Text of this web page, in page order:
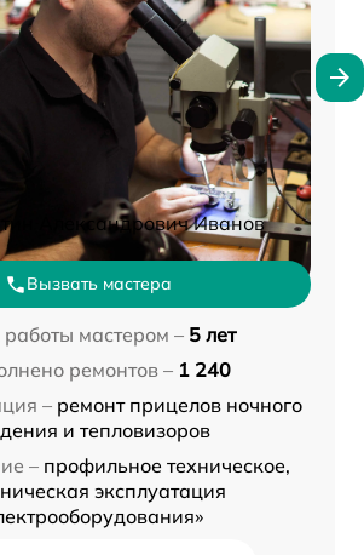
Александрович Иванов
Вызвать мастера
мастером – 5 лет
ремонтов – 1 240
– ремонт прицелов ночного
и тепловизоров
– профильное техническое,
эксплуатация